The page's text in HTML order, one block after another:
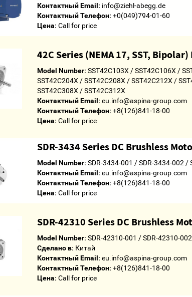
Контактный Email: info@ziehl-abegg.de
Контактный Телефон: +0(049)794-01-60
Цена: Call for price
42C Series (NEMA 17, SST,
Model Number: SST42C103X / SST42C106X /
SST42C204X / SST42C208X / SST42C212X /
SST42C308X / SST42C312X
Контактный Email: eu.info@aspina-group.com
Контактный Телефон: +8(126)841-18-00
Цена: Call for price
SDR-3434 Series DC Brushless
Model Number: SDR-3434-001 / SDR-3434-002 /
Контактный Email: eu.info@aspina-group.com
Контактный Телефон: +8(126)841-18-00
Цена: Call for price
SDR-42310 Series DC Brushless
Model Number: SDR-42310-001 / SDR-42310-002
Сделано в: Китай
Контактный Email: eu.info@aspina-group.com
Контактный Телефон: +8(126)841-18-00
Цена: Call for price